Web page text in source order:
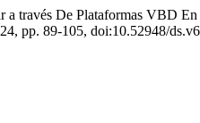
través De Plataformas VBD
pp. 89-105, doi:10.52948/